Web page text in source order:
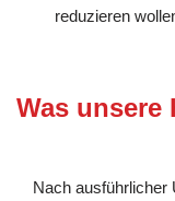
reduzieren
Was unsere
Nach ausführlicher